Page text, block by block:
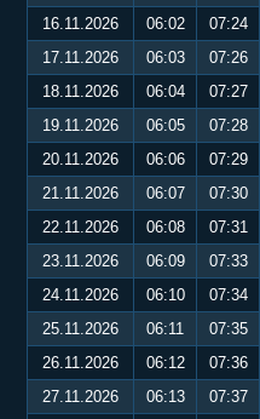
16.11.2026
06:02 07:24
17.11.2026
06:03 07:26
18.11.2026
06:04 07:27
19.11.2026
06:05 07:28
20.11.2026
06:06 07:29
21.11.2026
06:07 07:30
22.11.2026
06:08 07:31
23.11.2026
06:09 07:33
24.11.2026
06:10 07:34
25.11.2026
06:11 07:35
26.11.2026
06:12 07:36
27.11.2026
06:13 07:37